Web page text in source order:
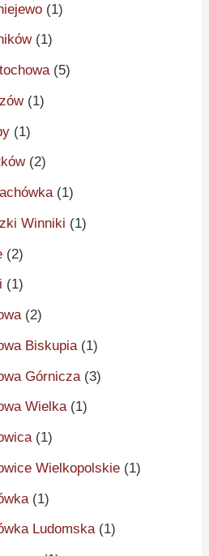
(1)
(1)
(5)
(1)
(1)
(2)
(1)
Winniki (1)
(2)
(1)
(2)
Biskupia(1)
Górnicza (3)
Wielka(1)
(1)
Wielkopolskie (1)
(1)
Ludomska(1)